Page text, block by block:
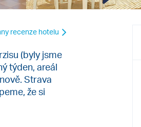
recenze hotelu
(byly jsme
týden, areál
Strava
že si